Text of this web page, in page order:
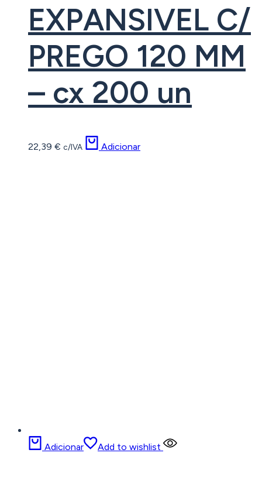
EXPANSIVEL C/
PREGO 120 MM
– cx 200 un
22,39 € c/IVA Adicionar
Adicionar Add to wishlist